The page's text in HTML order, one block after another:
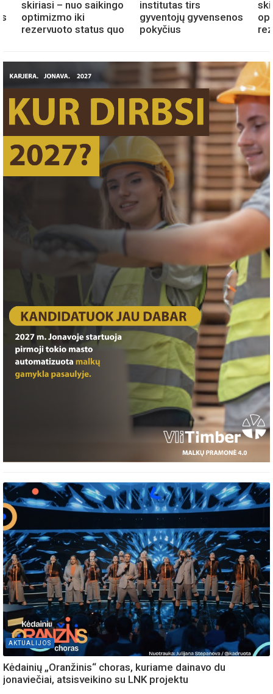
skiriasi – nuo saikingo
optimizmo iki
rezervuoto status quo
institutas tirs
gyventojų gyvensenos
pokyčius
AKTUALIJOS
Kėdainių „Oranžinis“ choras, kuriame dainavo du
jonaviečiai, atsisveikino su LNK projektu